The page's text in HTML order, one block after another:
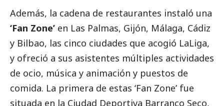
Además, la cadena de restaurantes instaló una
‘Fan Zone’ en Las Palmas, Gijón, Málaga, Cádiz
y Bilbao, las cinco ciudades que acogió LaLiga,
y ofreció a sus asistentes múltiples actividades
de ocio, música y animación y puestos de
comida. La primera de estas ‘Fan Zone’ fue
situada en la Ciudad Deportiva Barranco Seco,